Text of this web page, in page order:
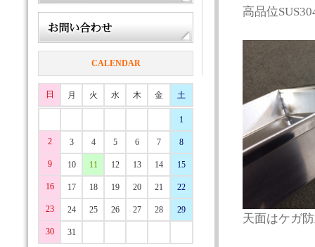
高品位
天面はケガ
CALENDAR
日 月 火 水 木 金 土
1
2 3 4 5 6 7 8
9 10 11 12 13 14 15
16 17 18 19 20 21 22
23 24 25 26 27 28 29
30 31